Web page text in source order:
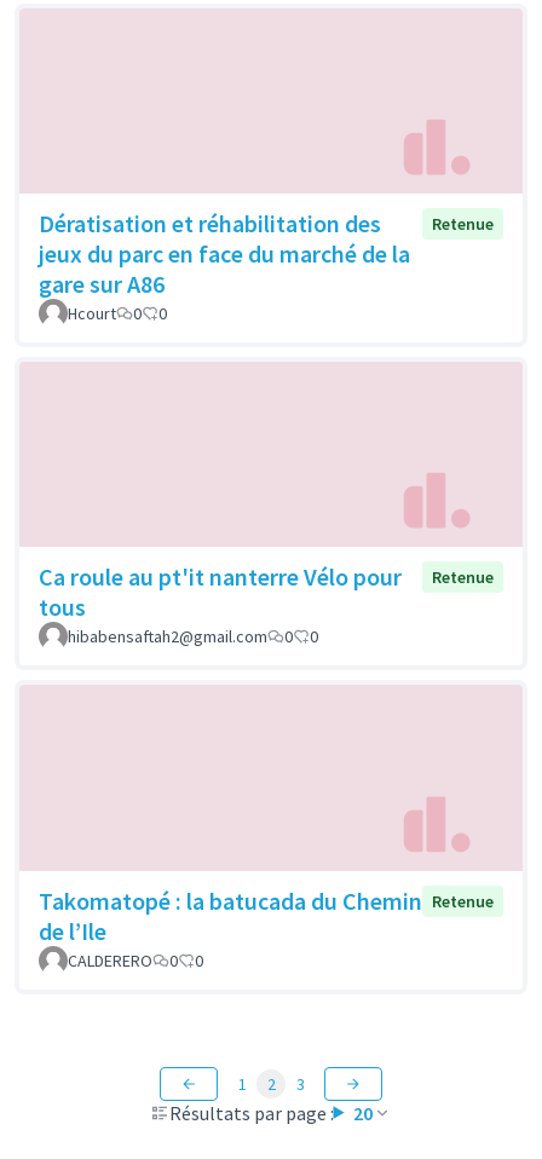
Dératisation et réhabilitation des
jeux du parc en face du marché de la
gare sur A86
Retenue
Hcourt 0 0
Ca roule au pt'it nanterre Vélo pour
tous
Retenue
hibabensaftah2@gmail.com 0 0
Takomatopé : la batucada du Chemin
de l’Ile
Retenue
CALDERERO 0 0
Résultats par page : 20
1 2 3